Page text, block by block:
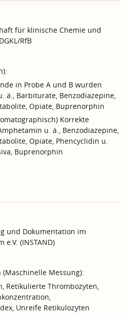
für klinische Chemie und
RfB
in Probe A und B wurden
ä., Barbiturate, Benzodiazepine,
Opiate, Buprenorphin
Korrekte
u. ä., Benzodiazepine,
Opiate, Phencyclidin u.
Buprenorphin
und Dokumentation im
(INSTAND)
Messung):
Retikulierte Thrombozyten,
Unreife Retikulozyten